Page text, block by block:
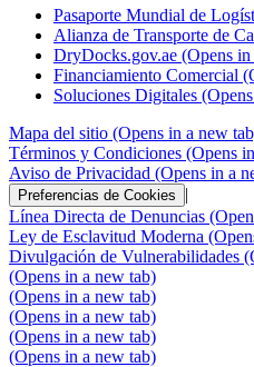
Pasaporte Mundial de
Alianza de Transporte de
DryDocks.gov.ae (Opens
Financiamiento Comercial
Soluciones Digitales
Mapa del sitio (Opens in a new
Términos y Condiciones (Opens
Aviso de Privacidad (Opens in a
Preferencias de Cookies
|
Línea Directa de Denuncias
Ley de Esclavitud Moderna
Divulgación de Vulnerabilidades
(Opens in a new tab)
(Opens in a new tab)
(Opens in a new tab)
(Opens in a new tab)
(Opens in a new tab)